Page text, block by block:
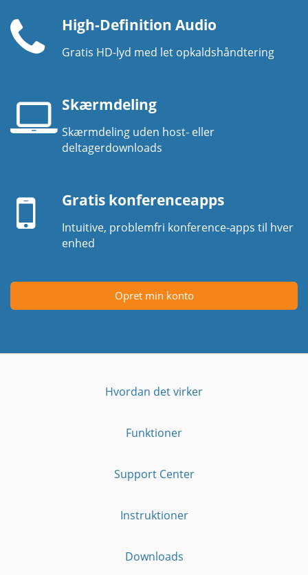
High-Definition Audio
Gratis HD-lyd med let opkaldshåndtering
Skærmdeling
Skærmdeling uden host- eller
deltagerdownloads
enhedGratis konferenceapps
Intuitive, problemfri konference-apps til hver
enhed
Opret min konto
Hvordan det virker
Funktioner
Support Center
Instruktioner
Downloads